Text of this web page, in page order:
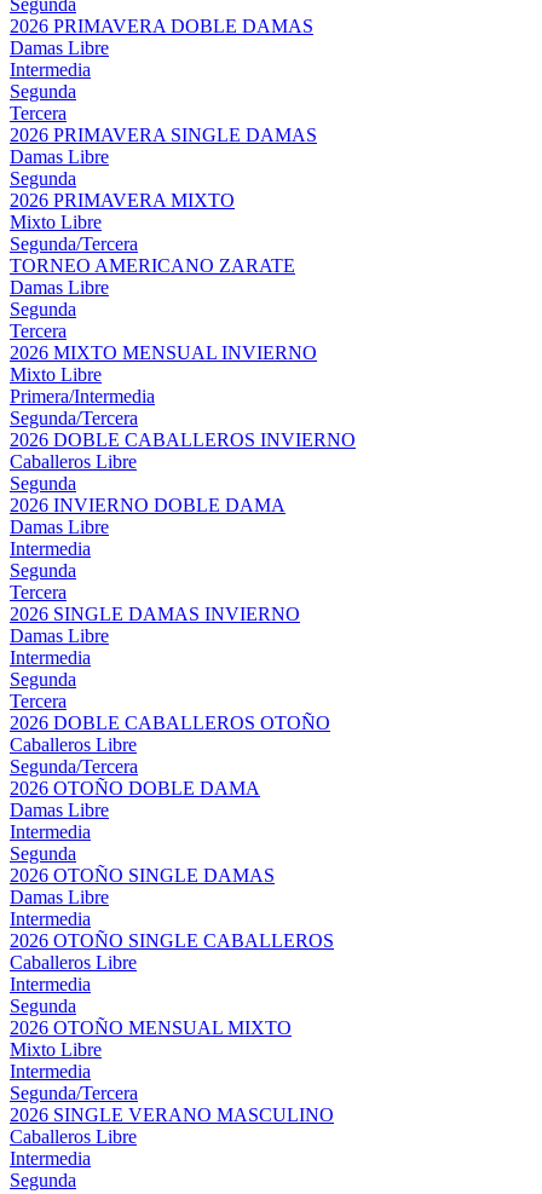
Segunda
2026 PRIMAVERA DOBLE DAMAS
Damas Libre
Intermedia
Segunda
Tercera
2026 PRIMAVERA SINGLE DAMAS
Damas Libre
Segunda
2026 PRIMAVERA MIXTO
Mixto Libre
Segunda/Tercera
TORNEO AMERICANO ZARATE
Damas Libre
Segunda
Tercera
2026 MIXTO MENSUAL INVIERNO
Mixto Libre
Primera/Intermedia
Segunda/Tercera
2026 DOBLE CABALLEROS INVIERNO
Caballeros Libre
Segunda
2026 INVIERNO DOBLE DAMA
Damas Libre
Intermedia
Segunda
Tercera
2026 SINGLE DAMAS INVIERNO
Damas Libre
Intermedia
Segunda
Tercera
2026 DOBLE CABALLEROS OTOÑO
Caballeros Libre
Segunda/Tercera
2026 OTOÑO DOBLE DAMA
Damas Libre
Intermedia
Segunda
2026 OTOÑO SINGLE DAMAS
Damas Libre
Intermedia
2026 OTOÑO SINGLE CABALLEROS
Caballeros Libre
Intermedia
Segunda
2026 OTOÑO MENSUAL MIXTO
Mixto Libre
Intermedia
Segunda/Tercera
2026 SINGLE VERANO MASCULINO
Caballeros Libre
Intermedia
Segunda